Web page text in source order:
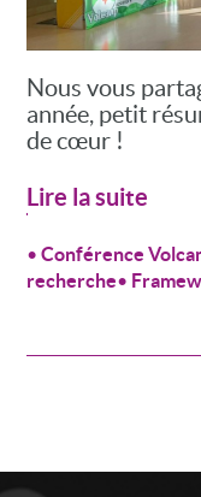
Nous vous
année, petit
de cœur !
Lire la suite
•Conférence
recherche•